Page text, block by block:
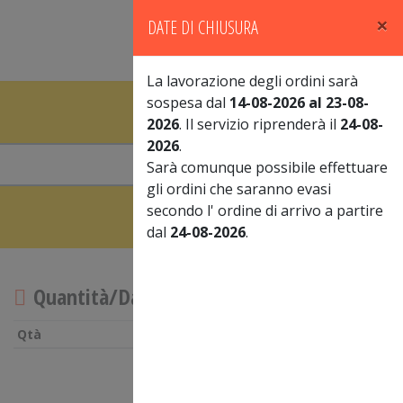
Accedi
Vai
DATE DI CHIUSURA ×
La lavorazione degli ordini sarà
sospesa dal 14-08-2026 al 23-08-
2026. Il servizio riprenderà il 24-08-
2026.
Sarà comunque possibile effettuare
gli ordini che saranno evasi
secondo l' ordine di arrivo a partire
dal 24-08-2026.
Quantità/Data
Qtà